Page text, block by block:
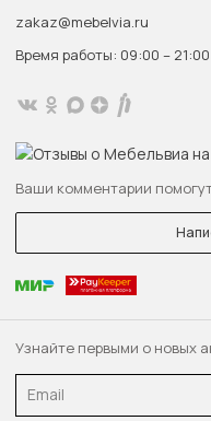
Узнайте первыми о новых
Email
zakaz@mebelvia.ru
Время работы: 09:00 – 21:00
Ваши комментарии